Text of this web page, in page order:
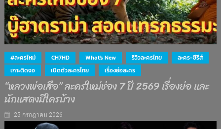
#ละครใหม่ CH7HD What's New รีวิวละครไทย
ละคร-ซีรีส์
เกาะติดจอ
เปิดตัวละครไทย เรื่องย่อละคร
“หลวงพ่อเสือ” ละครใหม่ช่อง 7 ปี 2569 เรื่องย่อ และ
นักแสดงมีใครบ้าง
25 กรกฎาคม 2026